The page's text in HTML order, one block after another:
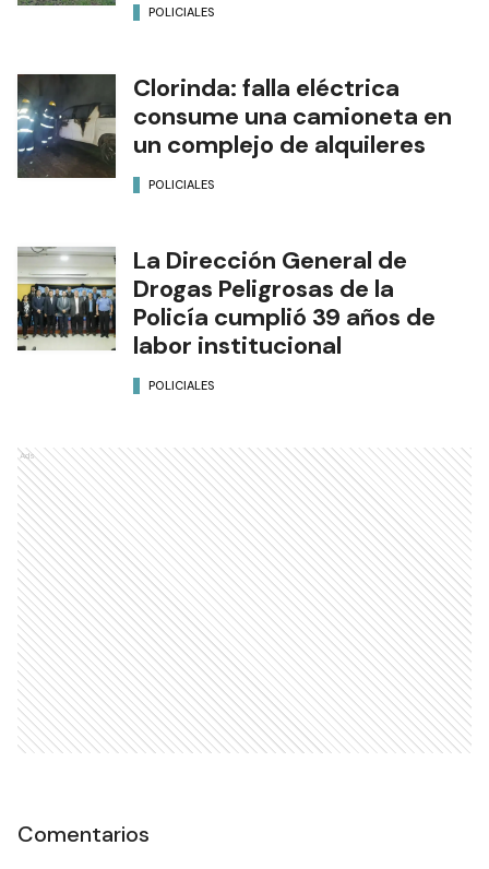
POLICIALES
Clorinda: falla eléctrica
consume una camioneta en
un complejo de alquileres
POLICIALES
La Dirección General de
Drogas Peligrosas de la
Policía cumplió 39 años de
labor institucional
POLICIALES
Ads
Comentarios